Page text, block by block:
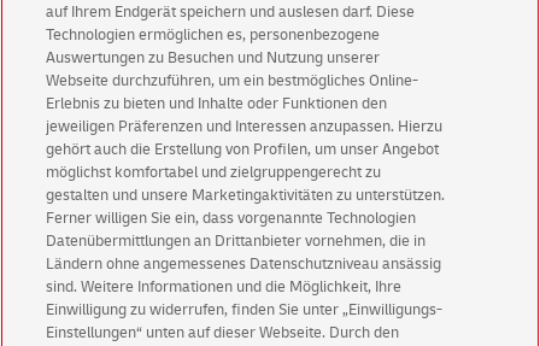
Inhalt und Struktur der Deutsche Post Webseiten sind
urheberrechtlich geschützt. Die Vervielfältigung von
Informationen oder Daten, insbesondere die Verwendung
von Texten, Textteilen oder Bildmaterial, bedarf der
vorherigen Zustimmung der Deutsche Post AG.
auf Ihrem Endgerät speichern und auslesen darf. Diese
Technologien ermöglichen es, personenbezogene
Auswertungen zu Besuchen und Nutzung unserer
Webseite durchzuführen, um ein bestmögliches Online-
Erlebnis zu bieten und Inhalte oder Funktionen den
jeweiligen Präferenzen und Interessen anzupassen. Hierzu
gehört auch die Erstellung von Profilen, um unser Angebot
möglichst komfortabel und zielgruppengerecht zu
gestalten und unsere Marketingaktivitäten zu unterstützen.
Ferner willigen Sie ein, dass vorgenannte Technologien
Datenübermittlungen an Drittanbieter vornehmen, die in
Ländern ohne angemessenes Datenschutzniveau ansässig
sind. Weitere Informationen und die Möglichkeit, Ihre
Einwilligung zu widerrufen, finden Sie unter „Einwilligungs-
Einstellungen“ unten auf dieser Webseite. Durch den